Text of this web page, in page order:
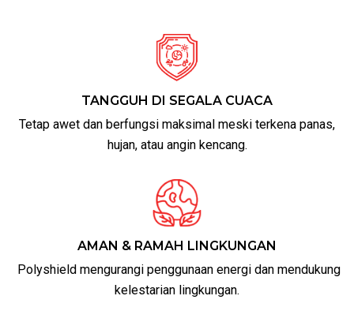
TANGGUH DI SEGALA CUACA
Tetap awet dan berfungsi maksimal meski terkena panas,
hujan, atau angin kencang.
AMAN & RAMAH LINGKUNGAN
Polyshield mengurangi penggunaan energi dan mendukung
kelestarian lingkungan.